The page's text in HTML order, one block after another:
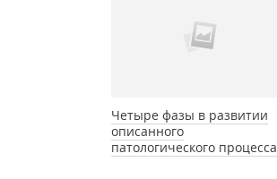
Четыре фазы в развитии
описанного
патологического процесса